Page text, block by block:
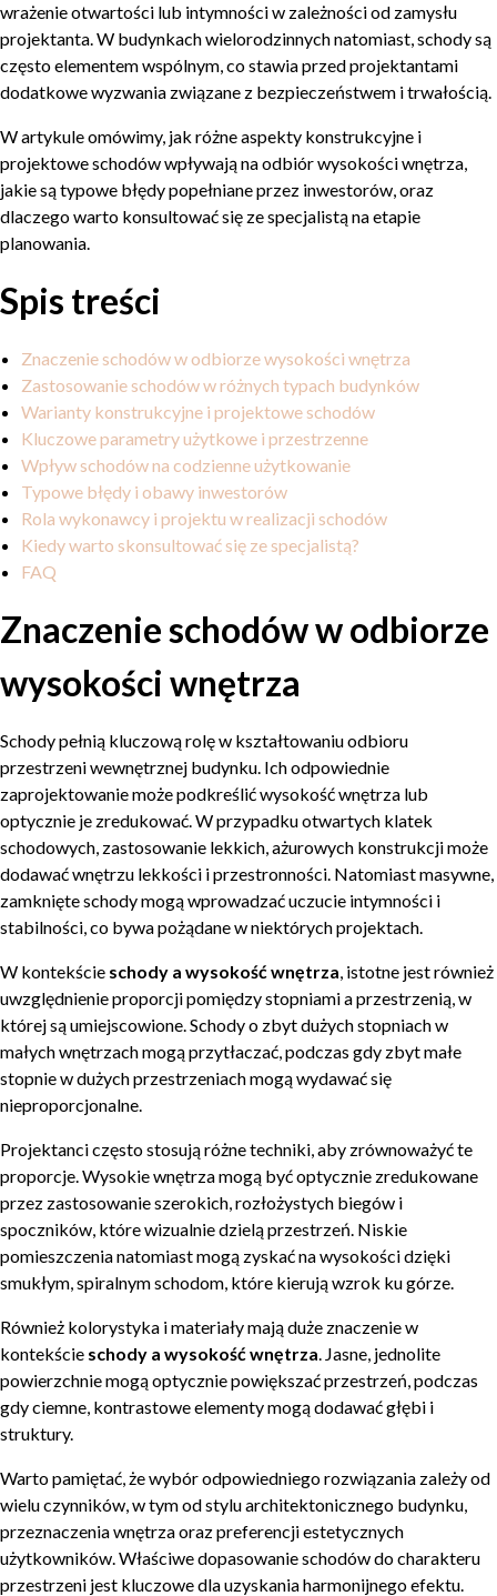
wrażenie otwartości lub intymności w zależności od zamysłu
projektanta. W budynkach wielorodzinnych natomiast, schody są
często elementem wspólnym, co stawia przed projektantami
dodatkowe wyzwania związane z bezpieczeństwem i trwałością.
W artykule omówimy, jak różne aspekty konstrukcyjne i
projektowe schodów wpływają na odbiór wysokości wnętrza,
jakie są typowe błędy popełniane przez inwestorów, oraz
dlaczego warto konsultować się ze specjalistą na etapie
planowania.
Spis treści
Znaczenie schodów w odbiorze wysokości wnętrza
Zastosowanie schodów w różnych typach budynków
Warianty konstrukcyjne i projektowe schodów
Kluczowe parametry użytkowe i przestrzenne
Wpływ schodów na codzienne użytkowanie
Typowe błędy i obawy inwestorów
Rola wykonawcy i projektu w realizacji schodów
Kiedy warto skonsultować się ze specjalistą?
FAQ
Znaczenie schodów w odbiorze
wysokości wnętrza
Schody pełnią kluczową rolę w kształtowaniu odbioru
przestrzeni wewnętrznej budynku. Ich odpowiednie
zaprojektowanie może podkreślić wysokość wnętrza lub
optycznie je zredukować. W przypadku otwartych klatek
schodowych, zastosowanie lekkich, ażurowych konstrukcji może
dodawać wnętrzu lekkości i przestronności. Natomiast masywne,
zamknięte schody mogą wprowadzać uczucie intymności i
stabilności, co bywa pożądane w niektórych projektach.
W kontekście schody a wysokość wnętrza, istotne jest również
uwzględnienie proporcji pomiędzy stopniami a przestrzenią, w
której są umiejscowione. Schody o zbyt dużych stopniach w
małych wnętrzach mogą przytłaczać, podczas gdy zbyt małe
stopnie w dużych przestrzeniach mogą wydawać się
nieproporcjonalne.
Projektanci często stosują różne techniki, aby zrównoważyć te
proporcje. Wysokie wnętrza mogą być optycznie zredukowane
przez zastosowanie szerokich, rozłożystych biegów i
spoczników, które wizualnie dzielą przestrzeń. Niskie
pomieszczenia natomiast mogą zyskać na wysokości dzięki
smukłym, spiralnym schodom, które kierują wzrok ku górze.
Również kolorystyka i materiały mają duże znaczenie w
kontekście schody a wysokość wnętrza. Jasne, jednolite
powierzchnie mogą optycznie powiększać przestrzeń, podczas
gdy ciemne, kontrastowe elementy mogą dodawać głębi i
struktury.
Warto pamiętać, że wybór odpowiedniego rozwiązania zależy od
wielu czynników, w tym od stylu architektonicznego budynku,
przeznaczenia wnętrza oraz preferencji estetycznych
użytkowników. Właściwe dopasowanie schodów do charakteru
przestrzeni jest kluczowe dla uzyskania harmonijnego efektu.